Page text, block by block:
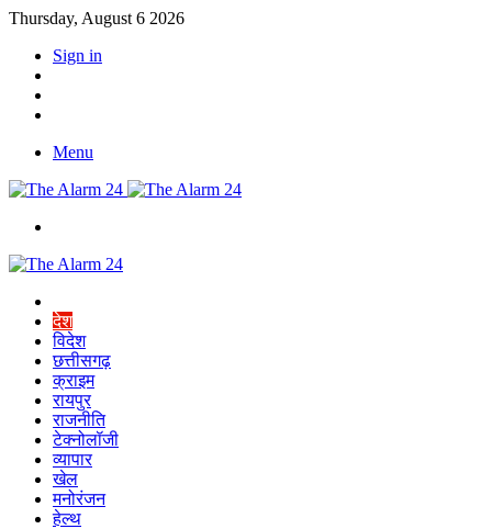
Thursday, August 6 2026
Sign in
Menu
देश
विदेश
छत्तीसगढ़
क्राइम
रायपुर
राजनीति
टेक्नोलॉजी
व्यापार
खेल
मनोरंजन
हेल्थ